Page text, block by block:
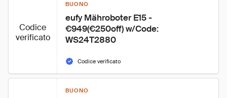
Codice
verificato
BUONO
eufy Mähroboter E15 -
€949(€250off) w/Code:
WS24T2880
Codice verificato
BUONO